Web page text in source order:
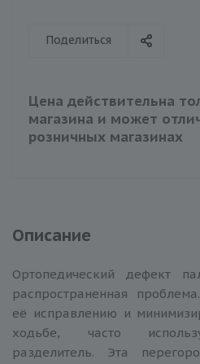
Поделиться
Цена действительна
магазина и может
розничных магазинах
Описание
Ортопедический дефект
распространенная
её исправлению и
ходьбе, часто
разделитель. Эта